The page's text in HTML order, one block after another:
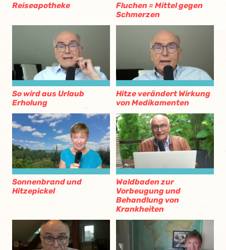
Reiseapotheke
Fluchen = Mittel gegen
Schmerzen
So wird aus Urlaub
Erholung
Hitze verändert Wirkung
von Medikamenten
Sonnenbrand und
Hitzepickel
Waldbaden zur
Vorbeugung und
Behandlung von
Krankheiten